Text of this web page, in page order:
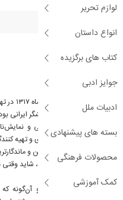
لوازم تحریر
انواع داستان
کتاب های برگزیده
جوایز ادبی
ادبیات ملل
بسته های پیشنهادی
محصولات فرهنگی
کمک آموزشی
درباره بهرام بیضایی
بهرام
و فیلمنامه نویس و پژوهشگر ایرانی
بیضایی علاوه بر کارگردانی و
تدوین، ساخت عنوان بندی و تهیه
وی کارگردان برخی از بهترین و
یزدگرد، باشو غریبه کوچک، شاید
هستند.‏
خانواده‌اش اهل کاشان و آن‌گونه